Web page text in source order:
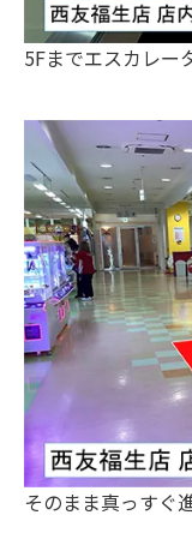
5Fまでエスカレー
そのまま真っすぐ